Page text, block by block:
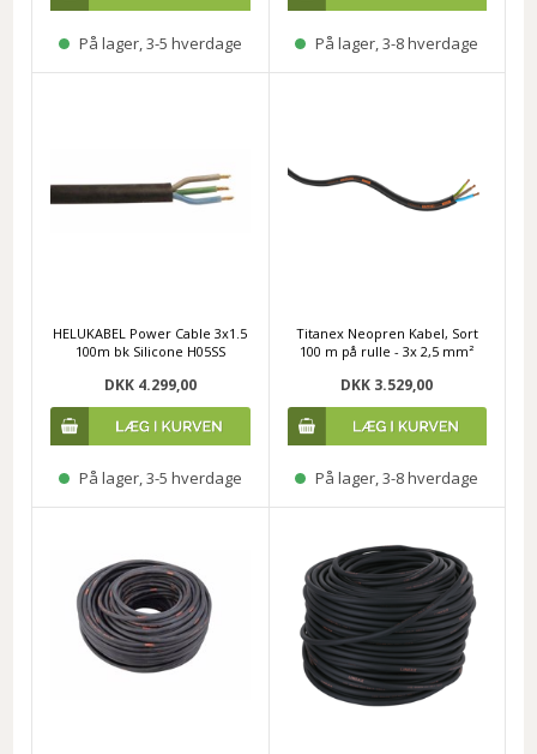
På lager, 3-5 hverdage På lager, 3-8 hverdage
HELUKABEL Power Cable 3x1.5
100m bk Silicone H05SS
DKK 4.299,00
På lager, 3-5 hverdage
Titanex Neopren Kabel, Sort
100 m på rulle - 3x 2,5 mm²
DKK 3.529,00
På lager, 3-8 hverdage